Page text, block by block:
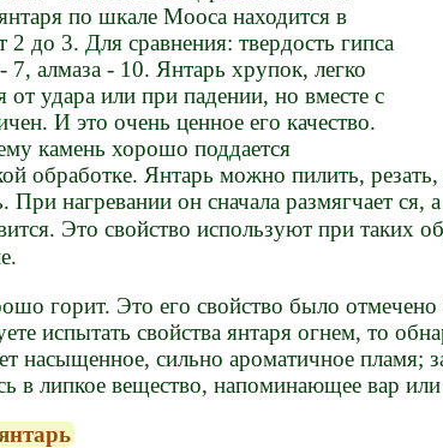
по шкале Мооса находится в
2 до 3. Для сравнения: твердость гипса
7, алмаза - 10. Янтарь хрупок, легко
от удара или при падении, но вместе с
И это очень ценное его качество.
камень хорошо поддается
обработке. Янтарь можно пилить,
При нагревании он сначала размягчает ся,
Это свойство используют при таких
горит. Это его свойство было
испытать свойства янтаря огнем, то
насыщенное, сильно ароматичное пламя;
в липкое вещество, напоминающее вар